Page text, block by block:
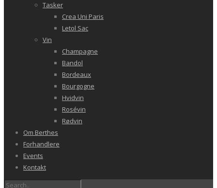
Tasker
Crea Uni Paris
Letol Sac
Vin
Champagne
Bandol
Bordeaux
Bourgogne
Hvidvin
Rosévin
Rødvin
Om Berthes
Forhandlere
Events
Kontakt